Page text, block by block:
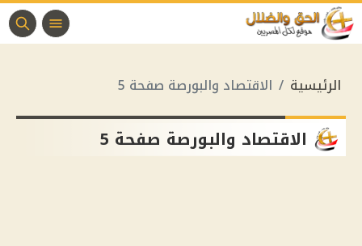
الرئيسية الاقتصاد والبورصة صفحة 5
الاقتصاد والبورصة صفحة 5